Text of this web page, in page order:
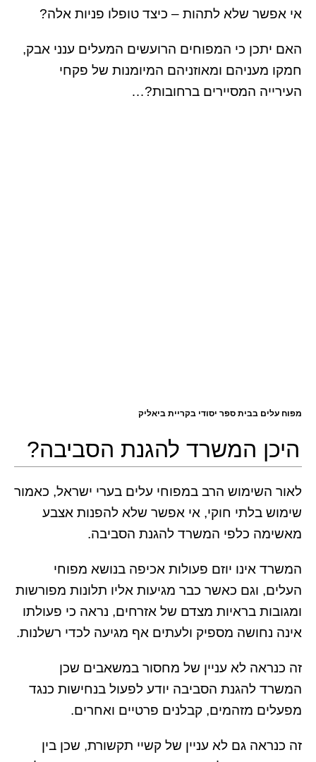
אי אפשר שלא לתהות – כיצד טופלו פניות אלה?
האם יתכן כי המפוחים הרועשים המעלים ענני אבק,
חמקו מעניהם ומאוזניהם המיומנות של פקחי
העירייה המסיירים ברחובות?…
מפוח עלים בבית ספר יסודי בקריית ביאליק
היכן המשרד להגנת הסביבה?
לאור השימוש הרב במפוחי עלים בערי ישראל, כאמור
שימוש בלתי חוקי, אי אפשר שלא להפנות אצבע
מאשימה כלפי המשרד להגנת הסביבה.
המשרד אינו יוזם פעולות אכיפה בנושא מפוחי
העלים, וגם כאשר כבר מגיעות אליו תלונות מפורשות
ומגובות בראיות מצדם של אזרחים, נראה כי פעולתו
אינה נחושה מספיק ולעתים אף מגיעה לכדי רשלנות.
זה כנראה לא עניין של מחסור במשאבים שכן
המשרד להגנת הסביבה יודע לפעול בנחישות כנגד
מפעלים מזהמים, קבלנים פרטיים ואחרים.
זה כנראה גם לא עניין של קשיי תקשורת, שכן בין